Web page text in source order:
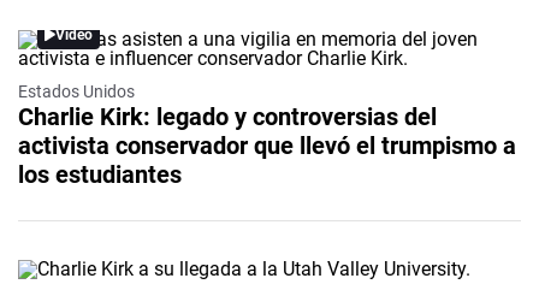
Video
Estados Unidos
Charlie Kirk: legado y controversias del
activista conservador que llevó el trumpismo a
los estudiantes